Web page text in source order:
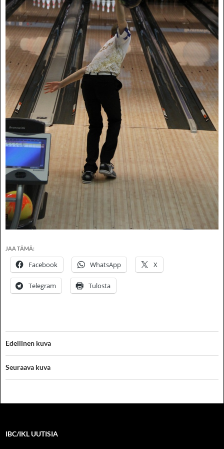
JAA TÄMÄ:
Facebook WhatsApp X
Telegram Tulosta
Edellinen kuva
Seuraava kuva
IBC/IKL UUTISIA